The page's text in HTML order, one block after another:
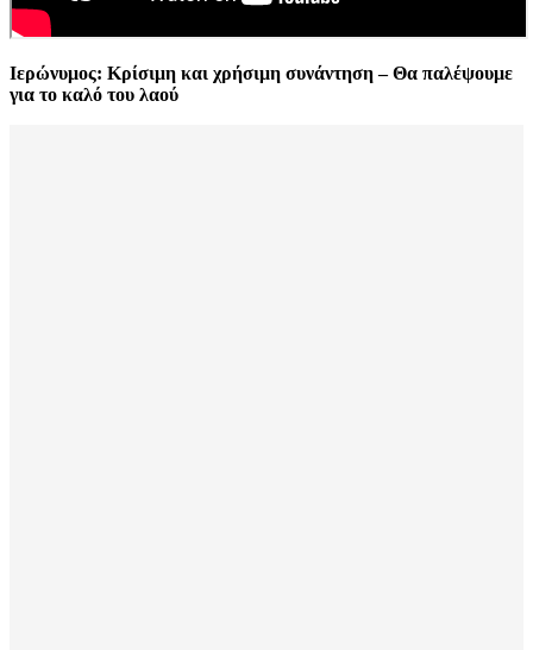
Ιερώνυμος: Κρίσιμη και χρήσιμη συνάντηση – Θα παλέψουμε
για το καλό του λαού